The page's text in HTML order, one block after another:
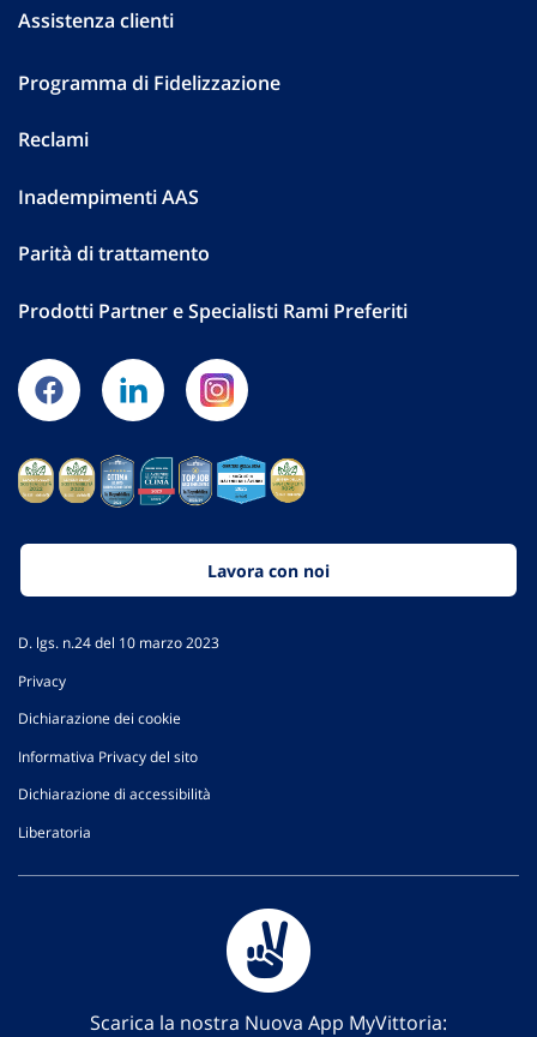
Assistenza clienti
Programma di Fidelizzazione
Reclami
Inadempimenti AAS
Parità di trattamento
Prodotti Partner e Specialisti Rami Preferiti
Lavora con noi
D. lgs. n.24 del 10 marzo 2023
Privacy
Dichiarazione dei cookie
Informativa Privacy del sito
Dichiarazione di accessibilità
Liberatoria
Scarica la nostra Nuova App MyVittoria: